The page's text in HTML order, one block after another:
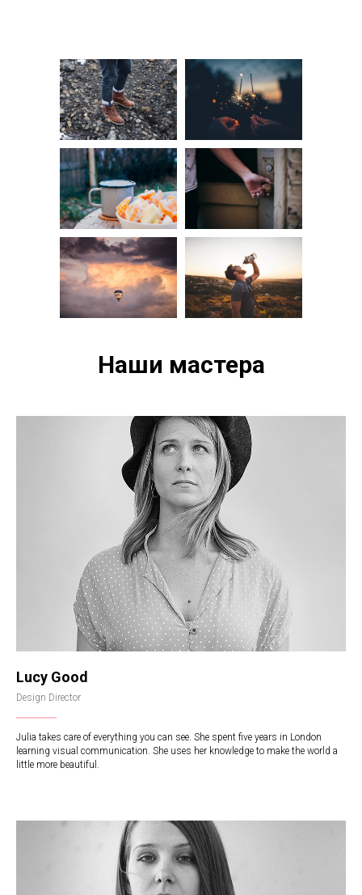
Наши мастера
Lucy Good
Design Director
Julia takes care of everything you can see. She spent five years in London
learning visual communication. She uses her knowledge to make the world a
little more beautiful.